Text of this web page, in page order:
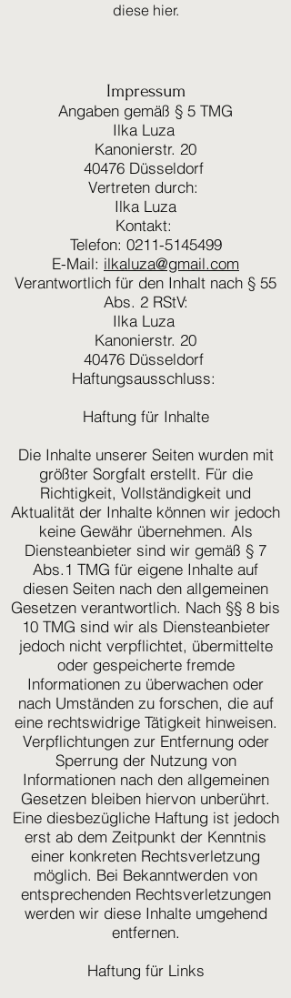
diese hier.
Impressum
Angaben gemäß § 5 TMG
Ilka Luza
Kanonierstr. 20
40476 Düsseldorf
Vertreten durch:
Ilka Luza
Kontakt:
Telefon: 0211-5145499
E-Mail: ilkaluza@gmail.com
Verantwortlich für den Inhalt nach § 55
Abs. 2 RStV:
Ilka Luza
Kanonierstr. 20
40476 Düsseldorf
Haftungsausschluss:
Haftung für Inhalte
Die Inhalte unserer Seiten wurden mit
größter Sorgfalt erstellt. Für die
Richtigkeit, Vollständigkeit und
Aktualität der Inhalte können wir jedoch
keine Gewähr übernehmen. Als
Diensteanbieter sind wir gemäß § 7
Abs.1 TMG für eigene Inhalte auf
diesen Seiten nach den allgemeinen
Gesetzen verantwortlich. Nach §§ 8 bis
10 TMG sind wir als Diensteanbieter
jedoch nicht verpflichtet, übermittelte
oder gespeicherte fremde
Informationen zu überwachen oder
nach Umständen zu forschen, die auf
eine rechtswidrige Tätigkeit hinweisen.
Verpflichtungen zur Entfernung oder
Sperrung der Nutzung von
Informationen nach den allgemeinen
Gesetzen bleiben hiervon unberührt.
Eine diesbezügliche Haftung ist jedoch
erst ab dem Zeitpunkt der Kenntnis
einer konkreten Rechtsverletzung
möglich. Bei Bekanntwerden von
entsprechenden Rechtsverletzungen
werden wir diese Inhalte umgehend
entfernen.
Haftung für Links